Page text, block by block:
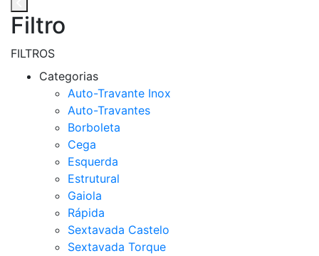
Filtro
FILTROS
Categorias
Auto-Travante Inox
Auto-Travantes
Borboleta
Cega
Esquerda
Estrutural
Gaiola
Rápida
Sextavada Castelo
Sextavada Torque